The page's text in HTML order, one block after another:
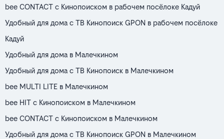
bee CONTACT с Кинопоиском в рабочем посёлоке Кадуй
Удобный для дома с ТВ Кинопоиск GPON в рабочем посёлоке
Кадуй
Удобный для дома в Малечкином
Удобный для дома с ТВ Кинопоиск в Малечкином
bee MULTI LITE в Малечкином
bee HIT с Кинопоиском в Малечкином
bee CONTACT с Кинопоиском в Малечкином
Удобный для дома с ТВ Кинопоиск GPON в Малечкином